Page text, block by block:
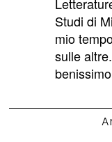
Studi di
mio
sulle